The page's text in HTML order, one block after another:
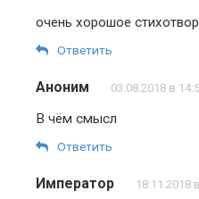
очень хорошое
Ответить
Аноним 03.08.2018 в
В чём смысл
Ответить
Император 18.11.2018